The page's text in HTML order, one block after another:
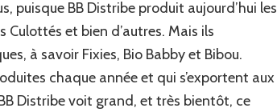
puisque BB Distribe produit aujourd’hui les
Culottés et bien d’autres. Mais ils
à savoir Fixies, Bio Babby et Bibou.
chaque année et qui s’exportent aux
Distribe voit grand, et très bientôt, ce